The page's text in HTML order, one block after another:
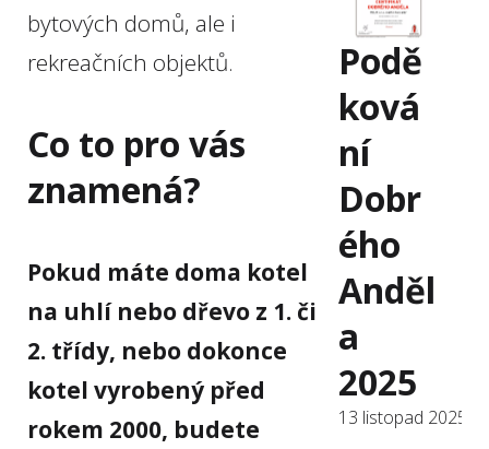
bytových domů, ale i
rekreačních objektů.
Co to pro vás
znamená?
Pokud máte doma kotel
na uhlí nebo dřevo z 1. či
2. třídy, nebo dokonce
kotel vyrobený před
rokem 2000, budete
Podě
ková
ní
Dobr
ého
Anděl
a
2025
13 listopad 2025